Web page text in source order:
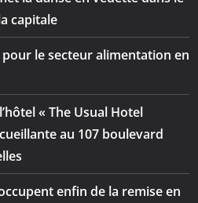
capitale
le secteur alimentation en
« The Usual Hotel
au 107 boulevard
enfin de la remise en